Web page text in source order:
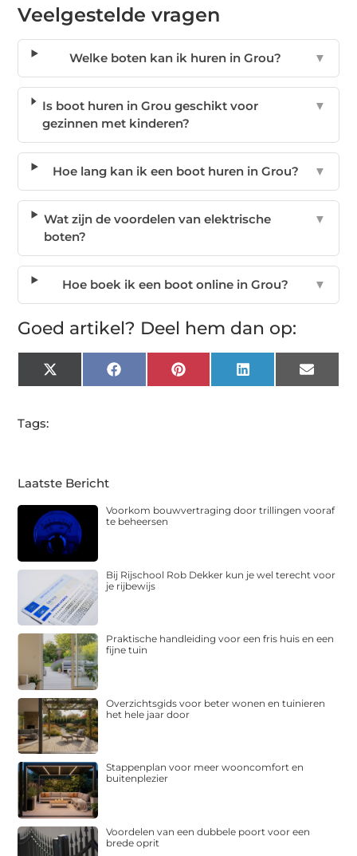
Veelgestelde vragen
Welke boten kan ik huren in Grou? ▼
Is boot huren in Grou geschikt voor
gezinnen met kinderen?
▼
Hoe lang kan ik een boot huren in Grou? ▼
Wat zijn de voordelen van elektrische
boten?
▼
Hoe boek ik een boot online in Grou? ▼
Goed artikel? Deel hem dan op:
X
(Twitter)
FacebookPinterest LinkedIn Email
Tags:
Laatste Bericht
Voorkom bouwvertraging door trillingen vooraf
te beheersen
Bij Rijschool Rob Dekker kun je wel terecht voor
je rijbewijs
Praktische handleiding voor een fris huis en een
fijne tuin
Overzichtsgids voor beter wonen en tuinieren
het hele jaar door
Stappenplan voor meer wooncomfort en
buitenplezier
Voordelen van een dubbele poort voor een
brede oprit